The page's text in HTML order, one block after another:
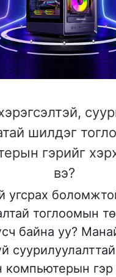
шилдэг
гэрийг
вэ?
угсрах
тоглоомын
байна уу?
компьютерын гэр